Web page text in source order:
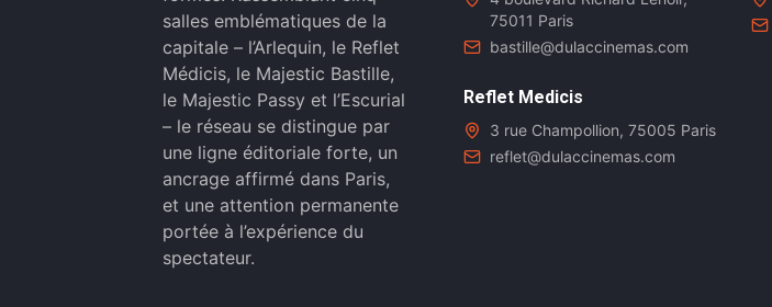
salles emblématiques de la
capitale – l’Arlequin, le Reflet
Médicis, le Majestic Bastille,
le Majestic Passy et l’Escurial
– le réseau se distingue par
une ligne éditoriale forte, un
ancrage affirmé dans Paris,
et une attention permanente
portée à l’expérience du
spectateur.
75011 Paris
bastille@dulaccinemas.com
Reflet Medicis
3 rue Champollion, 75005 Paris
reflet@dulaccinemas.com